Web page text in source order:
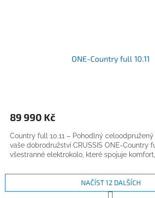
ONE-Country full 10.11
89 990 Kč
Country full 10.11 – Pohodlný
vaše dobrodružství CRUSSIS ONE-Country
všestranné elektrokolo, které spojuje
NAČÍST 12 DALŠÍCH
S